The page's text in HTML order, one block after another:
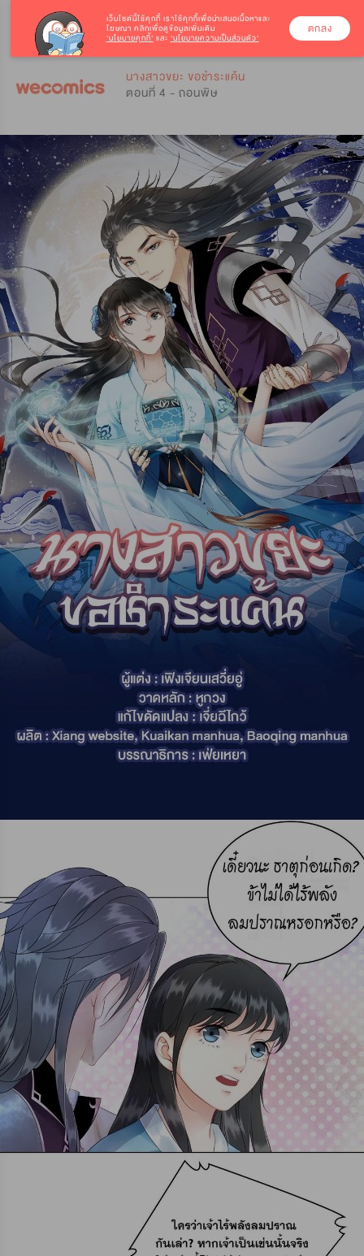
นางสาวขยะ ขอชำระแค้น
ตอนที่ 4 - ถอนพิษ
เว็บไซต์นี้ใช้คุกกี้ เราใช้คุกกี้เพื่อนำเสนอเนื้อหาและ
โฆษณา คลิกเพื่อดูข้อมูลเพิ่มเติม
‘นโยบายคุกกี้’ และ ‘นโยบายความเป็นส่วนตัว’
ตกลง